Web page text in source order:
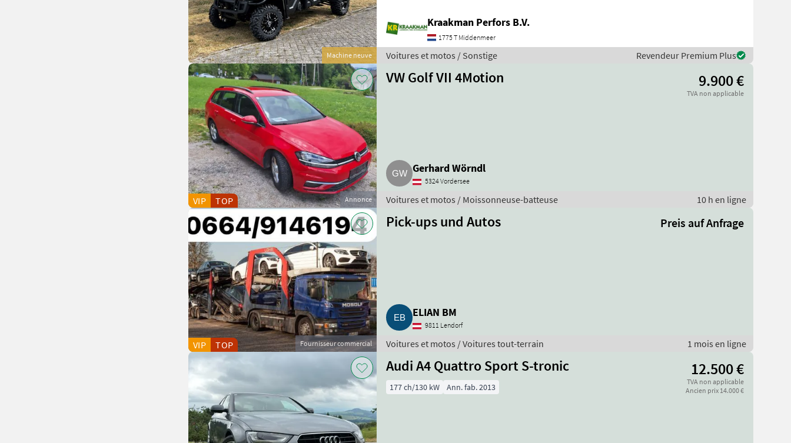
Machine neuve
Kraakman Perfors B.V.
1775 T Middenmeer
Voitures et motos / Sonstige Revendeur Premium Plus
Annonce
VIP TOP
VW Golf VII 4Motion 9.900 €
TVA non applicable
Gerhard Wörndl
5324 Vordersee
Voitures et motos / Moissonneuse-batteuse 10 h en ligne
Fournisseur commercial
VIP TOP
Pick-ups und Autos Preis auf Anfrage
ELIAN BM
9811 Lendorf
Voitures et motos / Voitures tout-terrain 1 mois en ligne
Audi A4 Quattro Sport S-tronic 12.500 €
TVA non applicable
Ancien prix 14.000 €
177 ch/130 kW Ann. fab. 2013